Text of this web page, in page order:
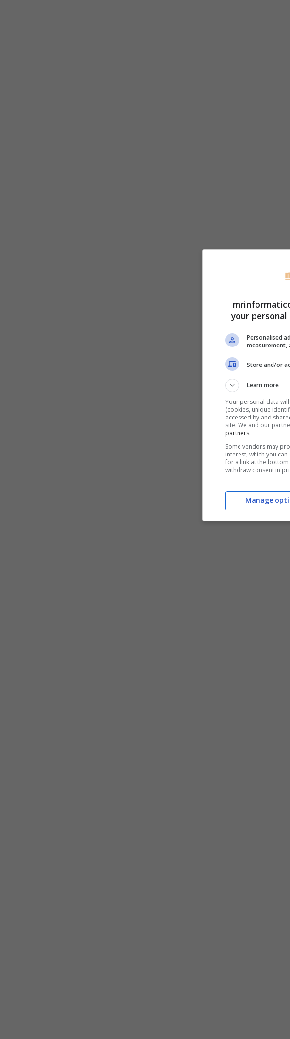
your
Personalised
measurement,
Store and/or
Learn more
Your personal data
(cookies, unique
accessed by and
site. We and our
partners.
Some vendors may
interest, which you
for a link at the
withdraw consent in
Manage